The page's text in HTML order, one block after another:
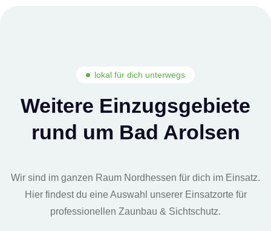
lokal für dich unterwegs
Weitere Einzugsgebiete
rund um Bad Arolsen
Wir sind im ganzen Raum Nordhessen für dich im Einsatz.
Hier findest du eine Auswahl unserer Einsatzorte für
professionellen Zaunbau & Sichtschutz.